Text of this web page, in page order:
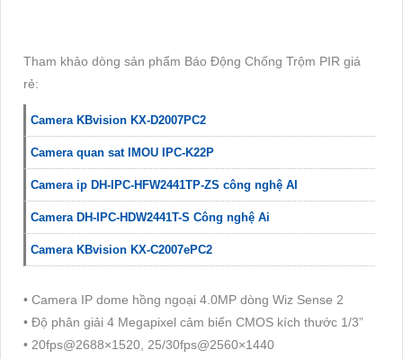
Tham khảo dòng sản phẩm Báo Động Chống Trộm PIR giá
rẻ:
Camera KBvision KX-D2007PC2
Camera quan sat IMOU IPC-K22P
Camera ip DH-IPC-HFW2441TP-ZS công nghệ AI
Camera DH-IPC-HDW2441T-S Công nghệ Ai
Camera KBvision KX-C2007ePC2
• Camera IP dome hồng ngoại 4.0MP dòng Wiz Sense 2
• Độ phân giải 4 Megapixel cảm biến CMOS kích thước 1/3”
• 20fps@2688×1520, 25/30fps@2560×1440